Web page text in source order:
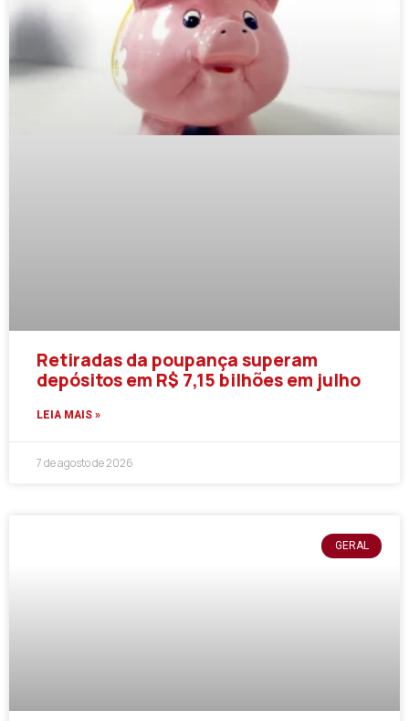
Retiradas da poupança superam
depósitos em R$ 7,15 bilhões em julho
LEIA MAIS »
7 de agosto de 2026
GERAL